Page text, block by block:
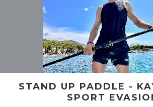
STAND UP PADDLE -
SPORT